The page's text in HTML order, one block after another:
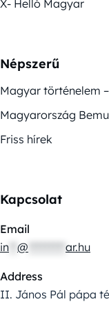
X- Helló Magyar
Népszerű
Magyar történelem
Magyarország
Friss hírek
Kapcsolat
Email
in @ ar.hu
Address
II. János Pál pápa